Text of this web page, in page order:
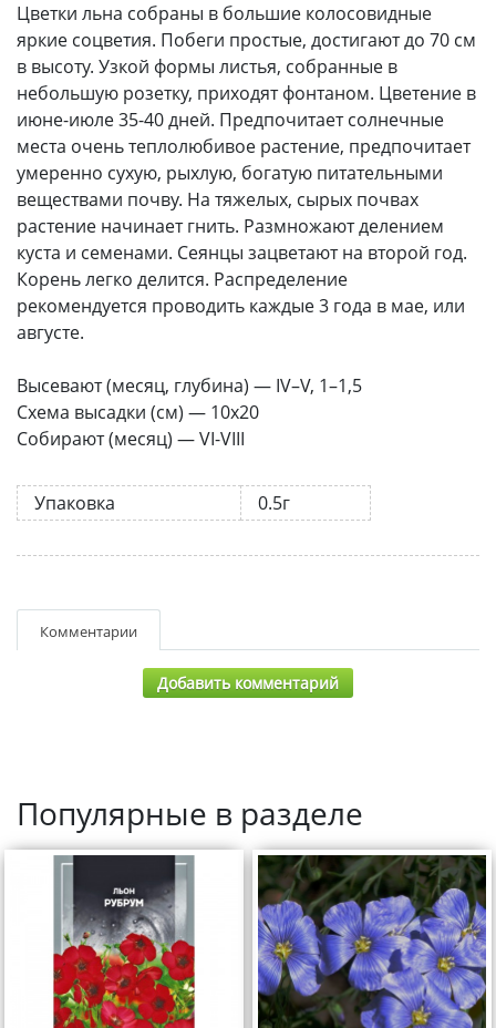
Цветки льна собраны в большие колосовидные
яркие соцветия. Побеги простые, достигают до 70 см
в высоту. Узкой формы листья, собранные в
небольшую розетку, приходят фонтаном. Цветение в
июне-июле 35-40 дней. Предпочитает солнечные
места очень теплолюбивое растение, предпочитает
умеренно сухую, рыхлую, богатую питательными
веществами почву. На тяжелых, сырых почвах
растение начинает гнить. Размножают делением
куста и семенами. Сеянцы зацветают на второй год.
Корень легко делится. Распределение
рекомендуется проводить каждые 3 года в мае, или
августе.
Высевают (месяц, глубина) — IV–V, 1–1,5
Схема высадки (см) — 10х20
Собирают (месяц) — VI-VIII
Упаковка 0.5г
Комментарии
Добавить комментарий
Популярные в разделе